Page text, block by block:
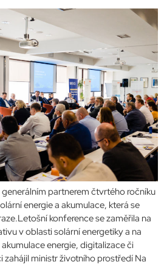
partnerem čtvrtého ročníku
energie a akumulace, která se
konference se zaměřila na
v oblasti solární energetiky a na
energie, digitalizace či
ministr životního prostředí​ Na